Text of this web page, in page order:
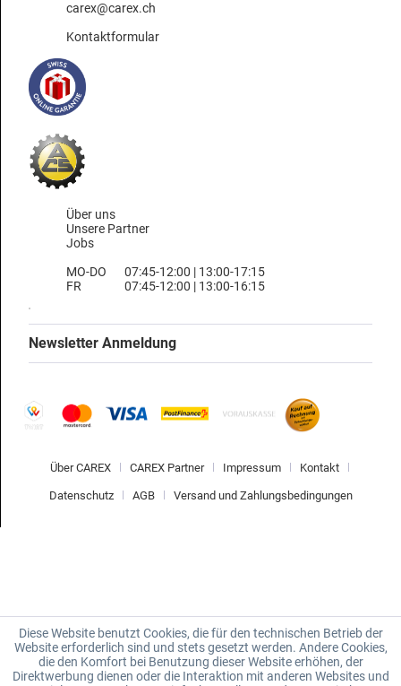
carex@carex.ch
Kontaktformular
Über uns
Unsere Partner
Jobs
MO-DO
FR
07:45-12:00 | 13:00-17:15
07:45-12:00 | 13:00-16:15
Newsletter Anmeldung
Über CAREX CAREX Partner Impressum Kontakt
Datenschutz AGB Versand und Zahlungsbedingungen
Diese Website benutzt Cookies, die für den technischen Betrieb der
Website erforderlich sind und stets gesetzt werden. Andere Cookies,
die den Komfort bei Benutzung dieser Website erhöhen, der
Direktwerbung dienen oder die Interaktion mit anderen Websites und